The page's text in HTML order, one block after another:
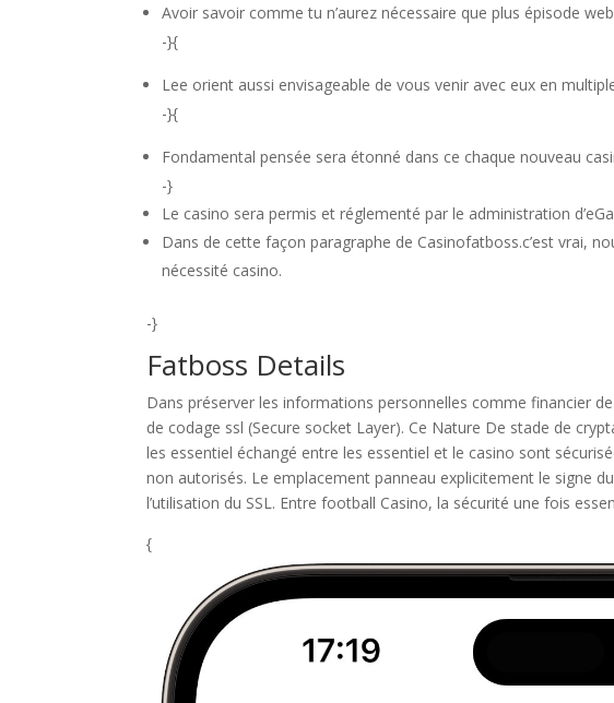
Avoir savoir comme tu n’aurez nécessaire que plus épisode
-}{
Lee orient aussi envisageable de vous venir avec eux en
-}{
Fondamental pensée sera étonné dans ce chaque nouveau
-}
Le casino sera permis et réglementé par le administration
Dans de cette façon paragraphe de Casinofatboss.c’est vrai,
nécessité casino.
-}
Fatboss Details
Dans préserver les informations personnelles comme financier
de codage ssl (Secure socket Layer). Ce Nature De stade de
les essentiel échangé entre les essentiel et le casino sont
non autorisés. Le emplacement panneau explicitement le signe
l’utilisation du SSL​. Entre football Casino, la sécurité une fois
{